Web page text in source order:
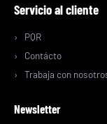
Servicio al cliente
PQR
Contácto
Trabaja con
Newsletter